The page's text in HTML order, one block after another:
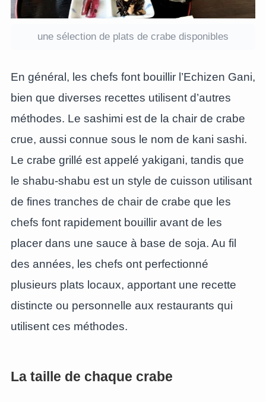
une sélection de plats de crabe disponibles
En général, les chefs font bouillir l’Echizen Gani,
bien que diverses recettes utilisent d’autres
méthodes. Le sashimi est de la chair de crabe
crue, aussi connue sous le nom de kani sashi.
Le crabe grillé est appelé yakigani, tandis que
le shabu-shabu est un style de cuisson utilisant
de fines tranches de chair de crabe que les
chefs font rapidement bouillir avant de les
placer dans une sauce à base de soja. Au fil
des années, les chefs ont perfectionné
plusieurs plats locaux, apportant une recette
distincte ou personnelle aux restaurants qui
utilisent ces méthodes.
La taille de chaque crabe